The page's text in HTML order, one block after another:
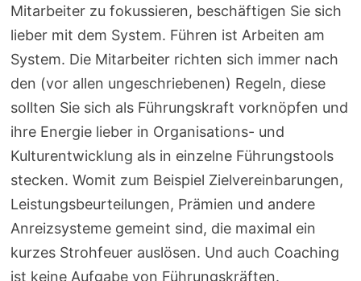
Mitarbeiter zu fokussieren, beschäftigen Sie sich
lieber mit dem System. Führen ist Arbeiten am
System. Die Mitarbeiter richten sich immer nach
den (vor allen ungeschriebenen) Regeln, diese
sollten Sie sich als Führungskraft vorknöpfen und
ihre Energie lieber in Organisations- und
Kulturentwicklung als in einzelne Führungstools
stecken. Womit zum Beispiel Zielvereinbarungen,
Leistungsbeurteilungen, Prämien und andere
Anreizsysteme gemeint sind, die maximal ein
kurzes Strohfeuer auslösen. Und auch Coaching
ist keine Aufgabe von Führungskräften.